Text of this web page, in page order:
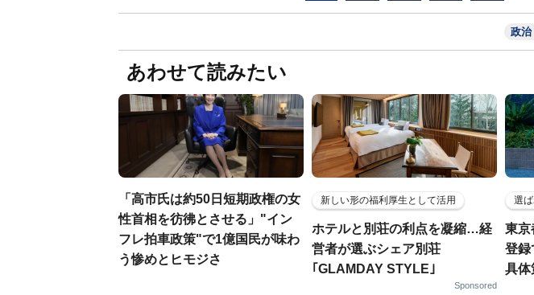
政治
あわせて読みたい
「高市氏は約50日短期政権の女
性首相を彷彿とさせる」"イン
フレ拍車政策"で1億国民が味わ
う惨めとヒモジさ
新しい形の福利厚生として活用
ホテルと別荘の利点を凝縮…経
営者が選ぶシェア別荘
｢GLAMDAY STYLE｣
Sponsored
選
東京
登録
具体